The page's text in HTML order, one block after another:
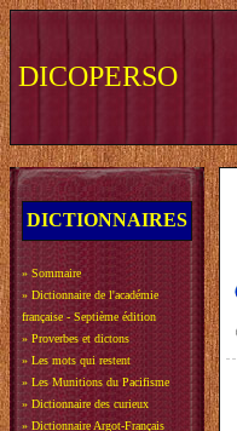
DICOPERSO
DICTIONNAIRES
» Sommaire
» Dictionnaire de l'académie
française - Septième édition
» Proverbes et dictons
» Les mots qui restent
» Les Munitions du Pacifisme
» Dictionnaire des curieux
» Dictionnaire Argot-Français